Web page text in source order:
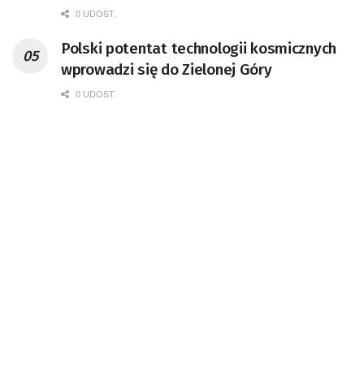
0 UDOST.
Polski potentat technologii kosmicznych
wprowadzi się do Zielonej Góry
0 UDOST.